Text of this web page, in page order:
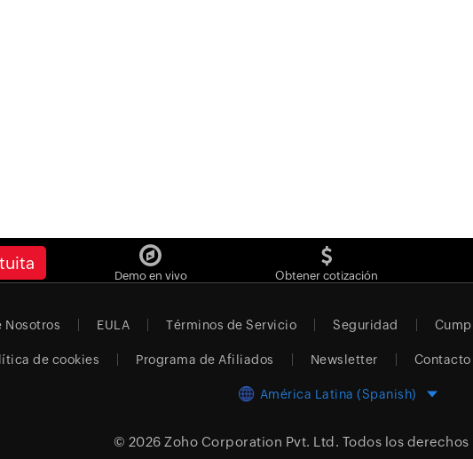
Demo en vivo Obtener cotización
Nosotros EULA Términos de Servicio Seguridad
de cookies Programa de Afiliados Newsletter Contacto
América Latina (Spanish)
© 2026 Zoho Corporation Pvt. Ltd. Todos los derechos